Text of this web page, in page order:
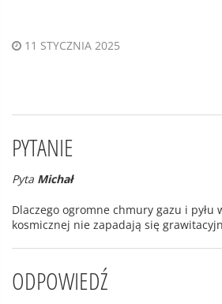
11 STYCZNIA 2025
PYTANIE
Pyta Michał
Dlaczego ogromne chmury gazu i pyłu
kosmicznej nie zapadają się
ODPOWIEDŹ